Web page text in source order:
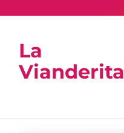
La
Vianderita